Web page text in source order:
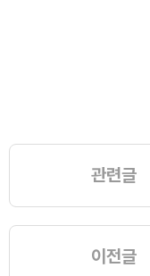
관련글
이전글